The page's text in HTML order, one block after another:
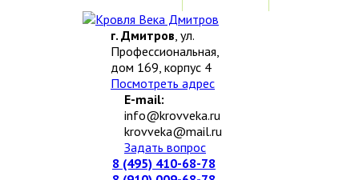
г. Дмитров, ул.
Профессиональная,
дом 169, корпус 4
Посмотреть адрес
E-mail:
info@krovveka.ru
krovveka@mail.ru
Задать вопрос
8 (495) 410-68-78